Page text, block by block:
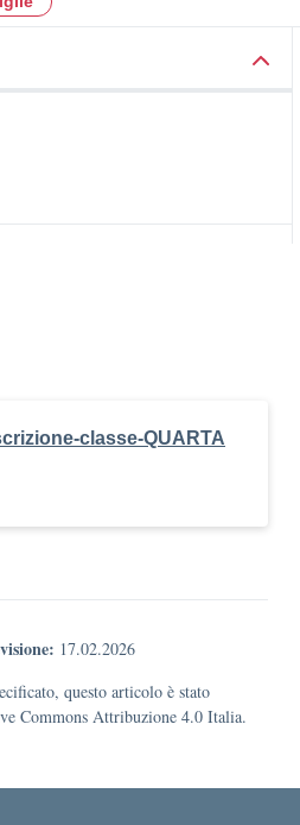
classe-QUARTA
17.02.2026
questo articolo è stato
Commons Attribuzione 4.0 Italia.